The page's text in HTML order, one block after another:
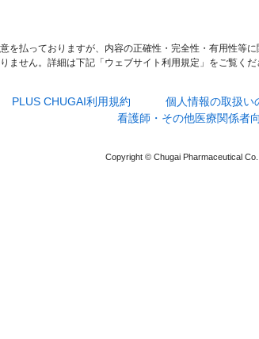
を払っておりますが、内容の正確性・完全性・有用性
せん。詳細は下記「ウェブサイト利用規定」をご覧くだ
PLUS CHUGAI利用規約 個人情報の取扱い
看護師・その他医療関係者
Copyright © Chugai Pharmaceutical